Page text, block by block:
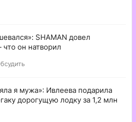
SHAMAN довел
он натворил
я мужа»: Ивлеева подарила
дорогущую лодку за 1,2 млн